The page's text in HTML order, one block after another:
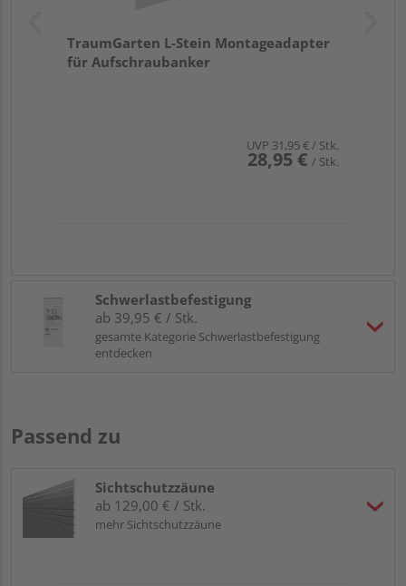
TraumGarten L-Stein Montageadapter
für Aufschraubanker
UVP 31,95 €/ Stk.
28,95 € / Stk.
Schwerlastbefestigung
ab 39,95 € / Stk.
gesamte Kategorie Schwerlastbefestigung
entdecken
Passend zu
Sichtschutzzäune
ab 129,00 € / Stk.
mehr Sichtschutzzäune